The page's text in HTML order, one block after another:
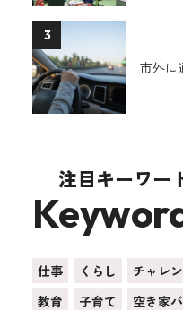
3
市外に
注目キーワー
仕事 くらし チャレ
教育
子育て 空き家